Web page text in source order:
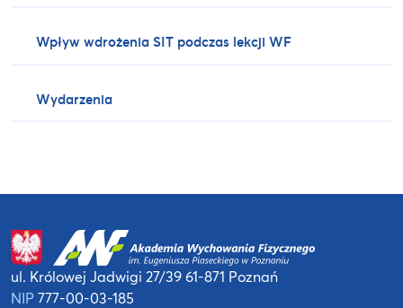
Wpływ wdrożenia SIT podczas lekcji WF
Wydarzenia
ul. Królowej Jadwigi 27/3961-871 Poznań
NIP 777-00-03-185